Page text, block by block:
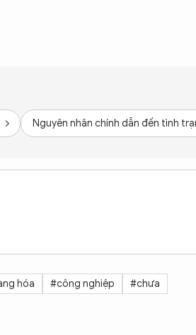
Nguyên nhân chính dẫn đến tình
hóa #công nghiệp #chưa